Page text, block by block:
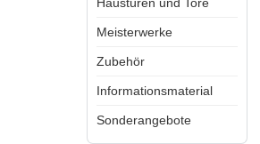
Meisterwerke
Zubehör
Informationsmaterial
Sonderangebote